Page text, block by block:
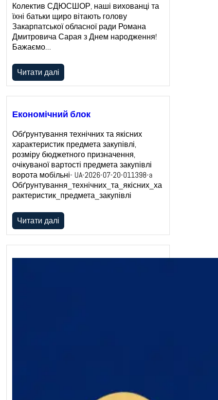
Колектив СДЮСШОР, наші вихованці та
їхні батьки щиро вітають голову
Закарпатської обласної ради Романа
Дмитровича Сарая з Днем народження!
Бажаємо…
Читати далі
Економічний блок
Обґрунтування технічних та якісних
характеристик предмета закупівлі,
розміру бюджетного призначення,
очікуваної вартості предмета закупівлі
ворота мобільні- UA-2026-07-20-011398-a
Обґрунтування_технічних_та_якісних_ха
рактеристик_предмета_закупівлі
Читати далі